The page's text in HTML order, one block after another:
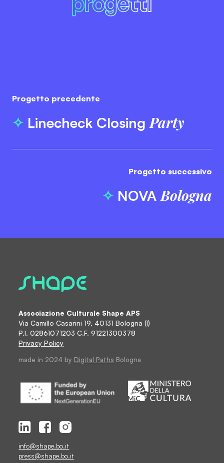
Progetto precedente
Linecheck Closing Party
Progetto successivo
NOVA Bologna
Associazione Culturale Shape APS
Via Camillo Casarini 19, 40131 Bologna (I)
P.I. 02861071203 C.F. 91221300378
Privacy Policy
made in 2024 by Digital Paths Bologna
info@shape.bo.it
press@shape.bo.it